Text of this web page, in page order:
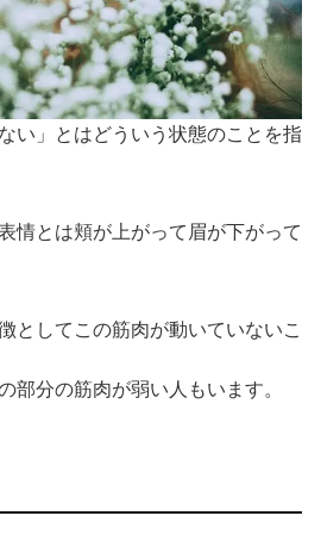
い」とはどういう状態のことを指
情とは頬が上がって眉が下がって
としてこの筋肉が動いていないこ
部分の筋肉が弱い人もいます。